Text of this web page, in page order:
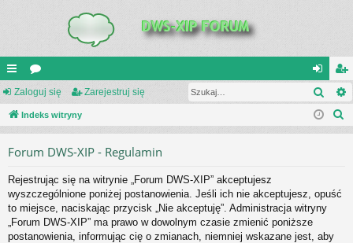
UI
C
IN
K
S
or
a
al
og
ar
ej
Zaloguj się Zarejestruj się
Indeks witryny
Forum DWS-XIP - Regulamin
Rejestrując się na witrynie „Forum DWS-XIP” akceptujesz
wyszczególnione poniżej postanowienia. Jeśli ich nie akceptujesz, opuść
to miejsce, naciskając przycisk „Nie akceptuję”. Administracja witryny
„Forum DWS-XIP” ma prawo w dowolnym czasie zmienić poniższe
postanowienia, informując cię o zmianach, niemniej wskazane jest, aby